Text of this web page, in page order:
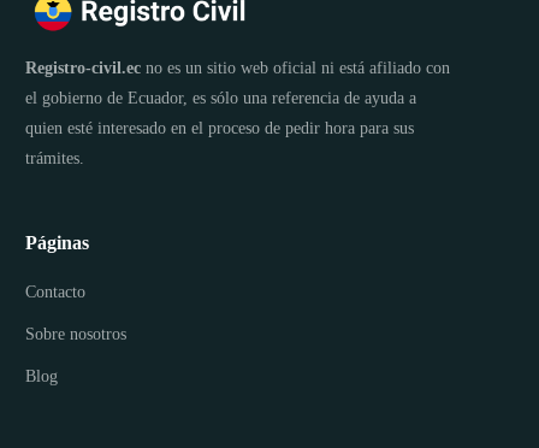
Registro-civil.ec no es un sitio web oficial ni está afiliado con
el gobierno de Ecuador, es sólo una referencia de ayuda a
quien esté interesado en el proceso de pedir hora para sus
trámites.
Páginas
Contacto
Sobre nosotros
Blog